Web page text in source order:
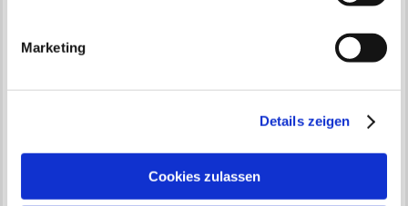
Marketing
Details zeigen
Cookies zulassen